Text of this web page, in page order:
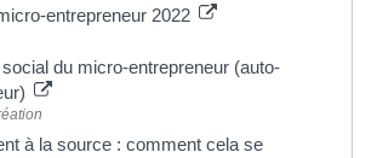
entrepreneur 2022
du micro-entrepreneur (auto-
à la source : comment cela se